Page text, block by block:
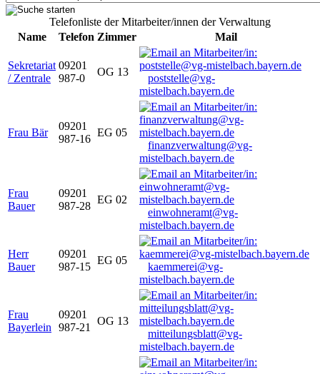
Telefonliste der Mitarbeiter/innen der Verwaltung
Name
Telefon Zimmer Mail
Sekretariat
/ Zentrale
09201
987-0
OG 13
poststelle@vg-
mistelbach.bayern.de
Frau Bär
09201
987-16
EG 05
finanzverwaltung@vg-
mistelbach.bayern.de
Frau
Bauer
09201
987-28
EG 02
einwohneramt@vg-
mistelbach.bayern.de
Herr
Bauer
09201
987-15
EG 05
kaemmerei@vg-
mistelbach.bayern.de
Frau
Bayerlein
09201
987-21
OG 13
mitteilungsblatt@vg-
mistelbach.bayern.de